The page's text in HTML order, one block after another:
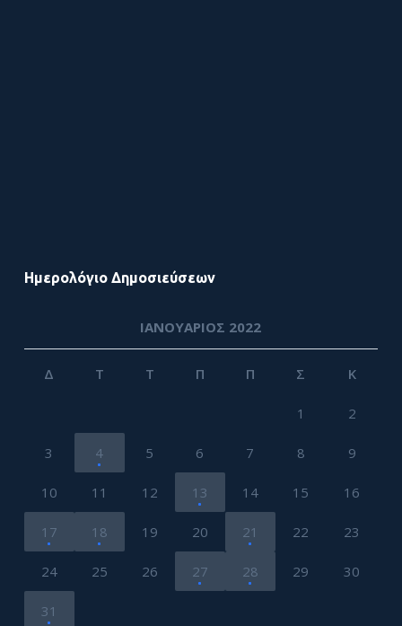
Ημερολόγιο Δημοσιεύσεων
ΙΑΝΟΥΆΡΙΟΣ 2022
Δ Τ Τ Π Π Σ Κ
1 2
3 4 5 6 7 8 9
10 11 12 13 14 15 16
17 18 19 20 21 22 23
24 25 26 27 28 29 30
31